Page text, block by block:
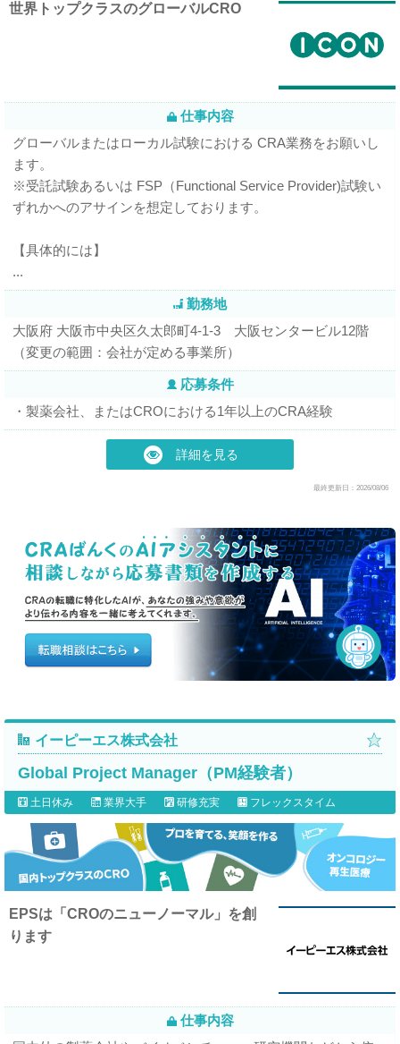
世界トップクラスのグローバルCRO
仕事内容
グローバルまたはローカル試験における CRA業務をお願いし
ます。
※受託試験あるいは FSP（Functional Service Provider)試験い
ずれかへのアサインを想定しております。
【具体的には】
...
勤務地
大阪府 大阪市中央区久太郎町4-1-3​ 大阪センタービル12階
（変更の範囲：会社が定める事業所）
応募条件
・製薬会社、またはCROにおける1年以上のCRA経験
詳細を見る
最終更新日：2026/08/06
イーピーエス株式会社
Global Project Manager（PM経験者）
土日休み 業界大手 研修充実 フレックスタイム
EPSは「CROのニューノーマル」を創
ります
仕事内容